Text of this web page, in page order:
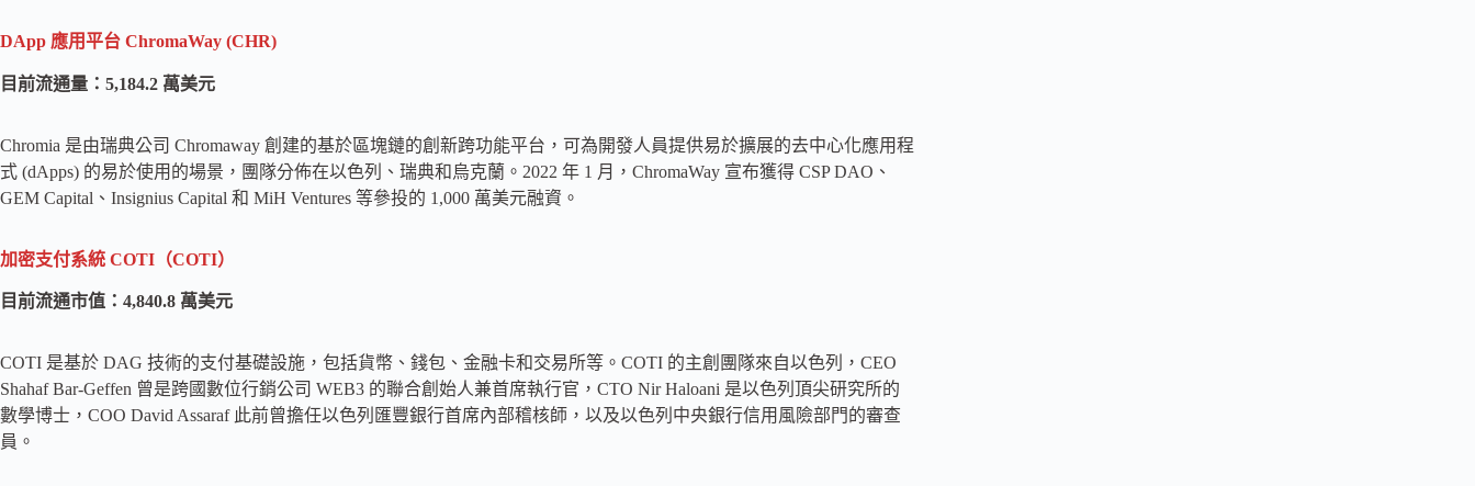
DApp 應用平台 ChromaWay (CHR)
目前流通量：5,184.2 萬美元
Chromia 是由瑞典公司 Chromaway 創建的基於區塊鏈的創新跨功能平台，可為開發人員提供易於擴展的去中心化應用程
式 (dApps) 的易於使用的場景，團隊分佈在以色列、瑞典和烏克蘭。2022 年 1 月，ChromaWay 宣布獲得 CSP DAO、
GEM Capital、Insignius Capital 和 MiH Ventures 等參投的 1,000 萬美元融資。
加密支付系統 COTI（COTI）
目前流通市值：4,840.8 萬美元
COTI 是基於 DAG 技術的支付基礎設施，包括貨幣、錢包、金融卡和交易所等。COTI 的主創團隊來自以色列，CEO
Shahaf Bar-Geffen 曾是跨國數位行銷公司 WEB3 的聯合創始人兼首席執行官，CTO Nir ​​Haloani 是以色列頂尖研究所的
數學博士，COO David Assaraf 此前曾擔任以色列匯豐銀行首席內部稽核師，以及以色列中央銀行信用風險部門的審查
員。